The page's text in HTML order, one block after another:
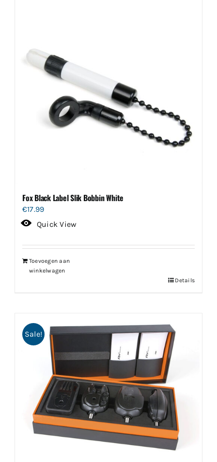
Fox Black Label Slik Bobbin White
€17.99
Quick View
Toevoegen aan
winkelwagen
Details
Sale!